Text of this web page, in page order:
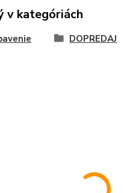
v kategóriách
DOPREDAJ